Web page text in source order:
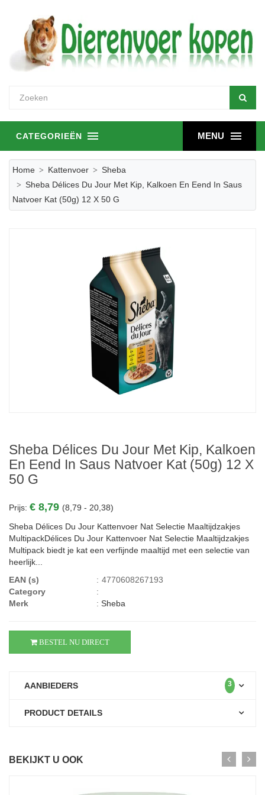
MENU
CATEGORIEËN
Home Kattenvoer
Sheba
Sheba Délices Du Jour Met Kip, Kalkoen En Eend In Saus
Natvoer Kat (50g) 12 X 50 G
Sheba Délices Du Jour Met Kip, Kalkoen
En Eend In Saus Natvoer Kat (50g) 12 X
50 G
Prijs: € 8,79 (8,79 - 20,38)
Sheba Délices Du Jour Kattenvoer Nat Selectie Maaltijdzakjes
MultipackDélices Du Jour Kattenvoer Nat Selectie Maaltijdzakjes
Multipack biedt je kat een verfijnde maaltijd met een selectie van
heerlijk...
EAN (s)
: 4770608267193
Category
:
Merk
: Sheba
BESTEL NU DIRECT
AANBIEDERS 3
PRODUCT DETAILS
BEKIJKT U OOK